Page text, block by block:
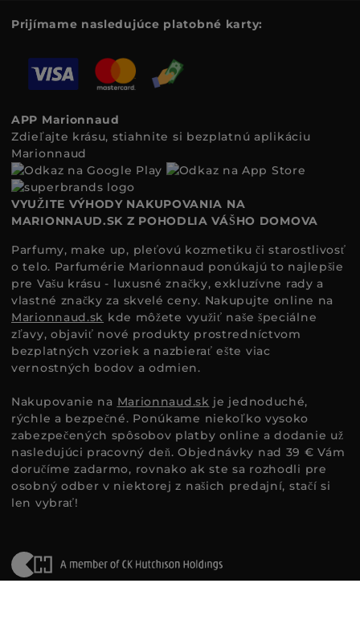
Prijímame nasledujúce platobné karty:
APP Marionnaud
Zdieľajte krásu, stiahnite si bezplatnú aplikáciu
Marionnaud
VYUŽITE VÝHODY NAKUPOVANIA NA
MARIONNAUD.SK Z POHODLIA VÁŠHO DOMOVA
Parfumy, make up, pleťovú kozmetiku či starostlivosť
o telo. Parfumérie Marionnaud ponúkajú to najlepšie
pre Vašu krásu - luxusné značky, exkluzívne rady a
vlastné značky za skvelé ceny. Nakupujte online na
Marionnaud.sk kde môžete využiť naše špeciálne
zľavy, objaviť nové produkty prostredníctvom
bezplatných vzoriek a nazbierať ešte viac
vernostných bodov a odmien.
Nakupovanie na Marionnaud.sk je jednoduché,
rýchle a bezpečné. Ponúkame niekoľko vysoko
zabezpečených spôsobov platby online a dodanie už
nasledujúci pracovný deň. Objednávky nad 39 € Vám
doručíme zadarmo, rovnako ak ste sa rozhodli pre
osobný odber v niektorej z našich predajní, stačí si
len vybrať!